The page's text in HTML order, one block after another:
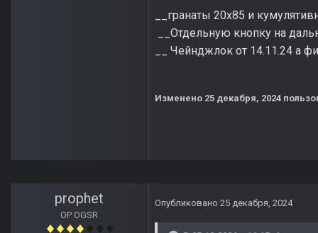
__гранаты 20х85 и
__Отдельную кнопку на
__ Чейнджлок от 14.11.24 а
Изменено 25 декабря, 2024
prophet
OP OGSR
Опубликовано 25 декабря, 2024